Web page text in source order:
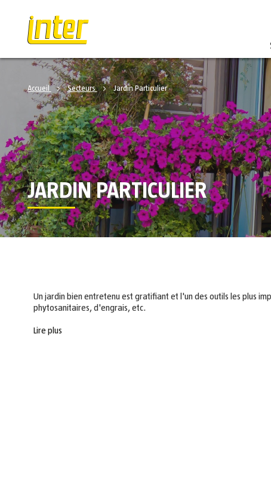
Accueil Secteurs Jardin Particulier
JARDIN PARTICULIER
Un jardin bien entretenu est gratifiant et l'un des outils les plus
phytosanitaires, d'engrais, etc.
Lire plus